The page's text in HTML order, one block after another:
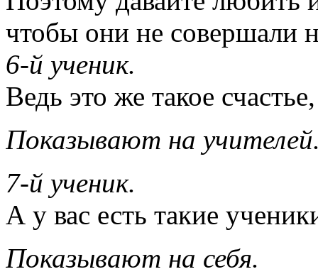
чтобы они не совершали
6-й ученик.
Ведь это же такое
Показывают на
7-й ученик.
А у вас есть такие
Показывают на себя.